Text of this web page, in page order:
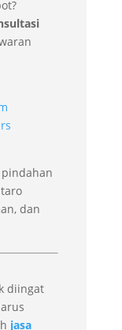
dan
diingat
jasa